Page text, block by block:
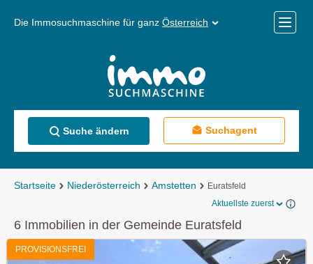
Die Immosuchmaschine für ganz Österreich
Menü
Suche ändern Suchagent
Startseite Niederösterreich Amstetten
Euratsfeld
Aktuellste zuerst
6 Immobilien in der Gemeinde Euratsfeld
PROVISIONSFREI